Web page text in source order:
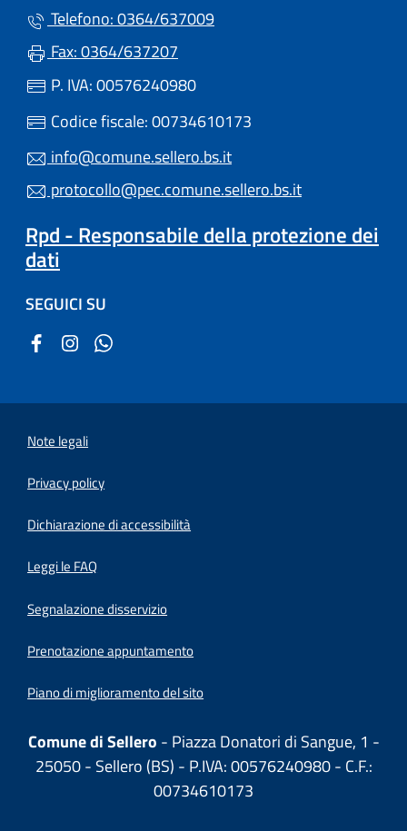
Telefono: 0364/637009
Fax: 0364/637207
P. IVA: 00576240980
Codice fiscale: 00734610173
info@comune.sellero.bs.it
protocollo@pec.comune.sellero.bs.it
Rpd - Responsabile della protezione dei
dati
SEGUICI SU
Note legali
Privacy policy
Dichiarazione di accessibilità
Leggi le FAQ
Segnalazione disservizio
Prenotazione appuntamento
Piano di miglioramento del sito
Comune di Sellero - Piazza Donatori di Sangue, 1 -
25050 - Sellero (BS) - P.IVA: 00576240980 - C.F.:
00734610173